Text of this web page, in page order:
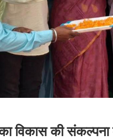
विकास की संकल्पना